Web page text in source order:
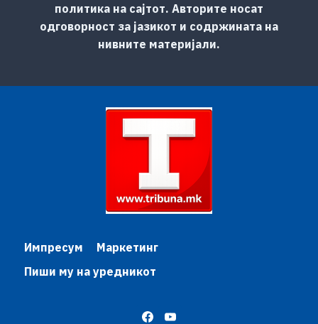
политика на сајтот. Авторите носат
одговорност за јазикот и содржината на
нивните материјали.
Импресум
Маркетинг
Пиши му на уредникот